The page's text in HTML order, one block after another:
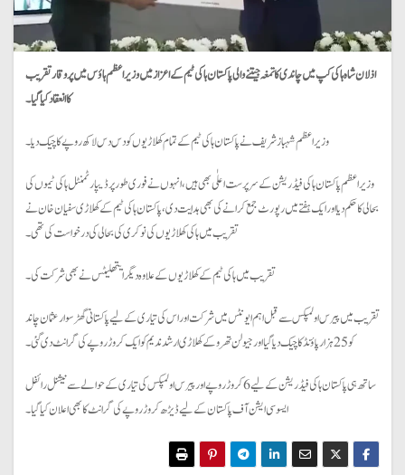
اذلان شاہ ہاکی کپ میں چاندی کا تمغہ جیتنے والی پاکستان ہاکی ٹیم کے اعزاز میں وزیر اعظم ہاؤس میں پر وقار تقریب
کا انعقاد کیا گیا۔
وزیر اعظم شہباز شریف نے پاکستان ہاکی ٹیم کے تمام کھلاڑیوں کو دس دس لاکھ روپے کا چیک دیا۔
وزیر اعظم پاکستان ہاکی فیڈریشن کے سرپرست اعلٰی بھی ہیں، انہوں نے فوری طور پر ڈیپارٹمنٹل ہاکی ٹیموں کی
بحالی کا حکم دیا اور ایک ہفتے میں رپورٹ جمع کرانے کی بھی ہدایت دی، پاکستان ہاکی ٹیم کے کھلاڑی سفیان خان نے
تقریب میں ہاکی کھلاڑیوں کی نوکری کی بحالی کی درخواست کی تھی۔
تقریب میں ہاکی ٹیم کے کھلاڑیوں کے علاوہ دیگر ایتھلیٹس نے بھی شرکت کی۔
تقریب میں پیرس اولمپکس سے قبل اہم ایونٹس میں شرکت اور اس کی تیاری کے لیے پاکستانی گھڑ سوار عثمان چاند
کو 25 ہزار پاؤنڈ کا چیک دیا گیا اور جیولن تھرو کے کھلاڑی ارشد ندیم کو ایک کروڑ روپے کی گرانٹ دی گئی۔
ساتھ ہی پاکستان ہاکی فیڈریشن کے لیے 6 کروڑ روپے اور پیرس اولمپکس کی تیاری کے حوالے سے نیشنل رائفل
ایسوسی ایشن آف پاکستان کے لیے ڈیڑھ کروڑ روپے کی گرانٹ کا بھی اعلان کیا گیا۔